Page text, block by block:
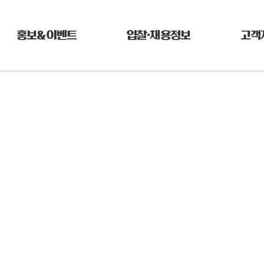
홍보&이벤트 입찰•채용정보 고객